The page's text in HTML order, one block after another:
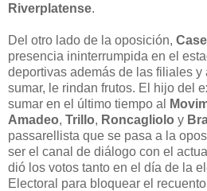
Riverplatense.
Del otro lado de la oposición,
presencia ininterrumpida en el
deportivas además de las filiales
sumar, le rindan frutos. El hijo del
sumar en el último tiempo al
Amadeo, Trillo, Roncagliolo y
passarellista que se pasa a la
ser el canal de diálogo con el
dió los votos tanto en el día de la
Electoral para bloquear el